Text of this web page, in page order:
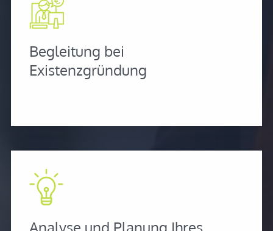
Begleitung bei
Existenzgründung
Analyse und Planung Ihres